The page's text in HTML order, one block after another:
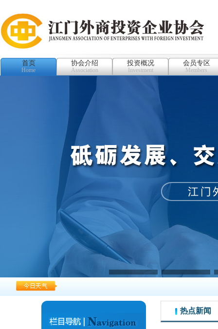
首页
Home
协会介绍
Association
投资概况
Investment
会员专区
Members
热点新闻